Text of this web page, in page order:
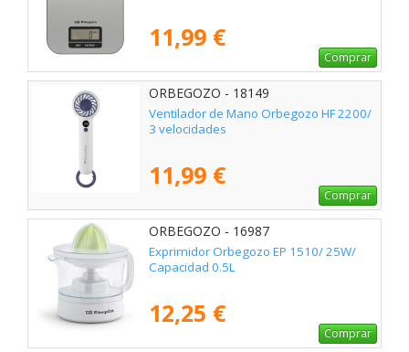
11,99 €
Comprar
ORBEGOZO - 18149
Ventilador de Mano Orbegozo HF 2200/
3 velocidades
11,99 €
Comprar
ORBEGOZO - 16987
Exprimidor Orbegozo EP 1510/ 25W/
Capacidad 0.5L
12,25 €
Comprar